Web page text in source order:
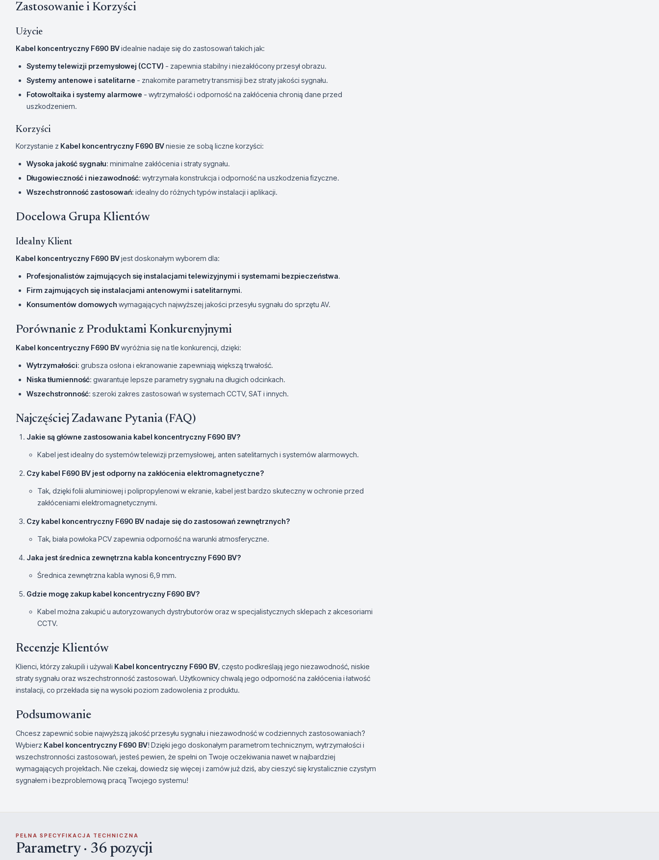
Zastosowanie i Korzyści
Użycie
Kabel koncentryczny F690 BVidealnie nadaje się do zastosowań takich jak:
Systemy telewizji przemysłowej (CCTV) - zapewnia stabilny i niezakłócony przesył obrazu.
Systemy antenowe i satelitarne - znakomite parametry transmisji bez straty jakości sygnału.
Fotowoltaika i systemy alarmowe - wytrzymałość i odporność na zakłócenia chronią dane przed
uszkodzeniem.
Korzyści
Korzystanie z Kabel koncentryczny F690 BVniesie ze sobą liczne korzyści:
Wysoka jakość sygnału: minimalne zakłócenia i straty sygnału.
Długowieczność i niezawodność: wytrzymała konstrukcja i odporność na uszkodzenia fizyczne.
Wszechstronność zastosowań: idealny do różnych typów instalacji i aplikacji.
Docelowa Grupa Klientów
Idealny Klient
Kabel koncentryczny F690 BVjest doskonałym wyborem dla:
Profesjonalistów zajmujących się instalacjami telewizyjnymi i systemami bezpieczeństwa.
Firm zajmujących się instalacjami antenowymi i satelitarnymi.
Konsumentów domowych wymagających najwyższej jakości przesyłu sygnału do sprzętu AV.
Porównanie z Produktami Konkurenyjnymi
Kabel koncentryczny F690 BVwyróżnia się na tle konkurencji, dzięki:
Wytrzymałości: grubsza osłona i ekranowanie zapewniają większą trwałość.
Niska tłumienność: gwarantuje lepsze parametry sygnału na długich odcinkach.
Wszechstronność: szeroki zakres zastosowań w systemach CCTV, SAT i innych.
Najczęściej Zadawane Pytania (FAQ)
Jakie są główne zastosowania kabel koncentryczny F690 BV?
Kabel jest idealny do systemów telewizji przemysłowej, anten satelitarnych i systemów alarmowych.
Czy kabel F690 BV jest odporny na zakłócenia elektromagnetyczne?
Tak, dzięki folii aluminiowej i polipropylenowi w ekranie, kabel jest bardzo skuteczny w ochronie przed
zakłóceniami elektromagnetycznymi.
Czy kabel koncentryczny F690 BV nadaje się do zastosowań zewnętrznych?
Tak, biała powłoka PCV zapewnia odporność na warunki atmosferyczne.
Jaka jest średnica zewnętrzna kabla koncentryczny F690 BV?
Średnica zewnętrzna kabla wynosi 6,9 mm.
Gdzie mogę zakup kabel koncentryczny F690 BV?
Kabel można zakupić u autoryzowanych dystrybutorów oraz w specjalistycznych sklepach z akcesoriami
CCTV.
Recenzje Klientów
Klienci, którzy zakupili i używali Kabel koncentryczny F690 BV, często podkreślają jego niezawodność, niskie
straty sygnału oraz wszechstronność zastosowań. Użytkownicy chwalą jego odporność na zakłócenia i łatwość
instalacji, co przekłada się na wysoki poziom zadowolenia z produktu.
Podsumowanie
Chcesz zapewnić sobie najwyższą jakość przesyłu sygnału i niezawodność w codziennych zastosowaniach?
Wybierz Kabel koncentryczny F690 BV! Dzięki jego doskonałym parametrom technicznym, wytrzymałości i
wszechstronności zastosowań, jesteś pewien, że spełni on Twoje oczekiwania nawet w najbardziej
wymagających projektach. Nie czekaj, dowiedz się więcej i zamów już dziś, aby cieszyć się krystalicznie czystym
sygnałem i bezproblemową pracą Twojego systemu!
PEŁNA SPECYFIKACJA TECHNICZNA
Parametry · 36 pozycji